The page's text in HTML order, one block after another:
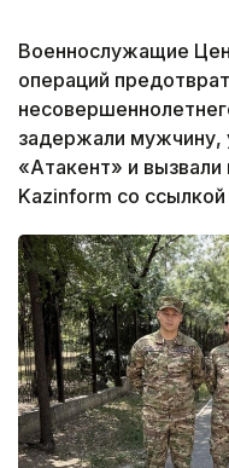
Военнослужащие
операций
задержали мужчину,
«Атакент» и
Kazinform со